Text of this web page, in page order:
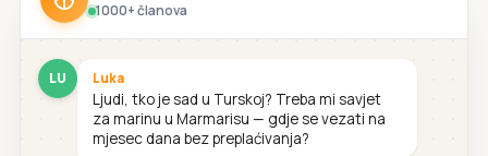
1000+ članova
LU Luka
Ljudi, tko je sad u Turskoj? Treba mi savjet
za marinu u Marmarisu — gdje se vezati na
mjesec dana bez preplaćivanja?